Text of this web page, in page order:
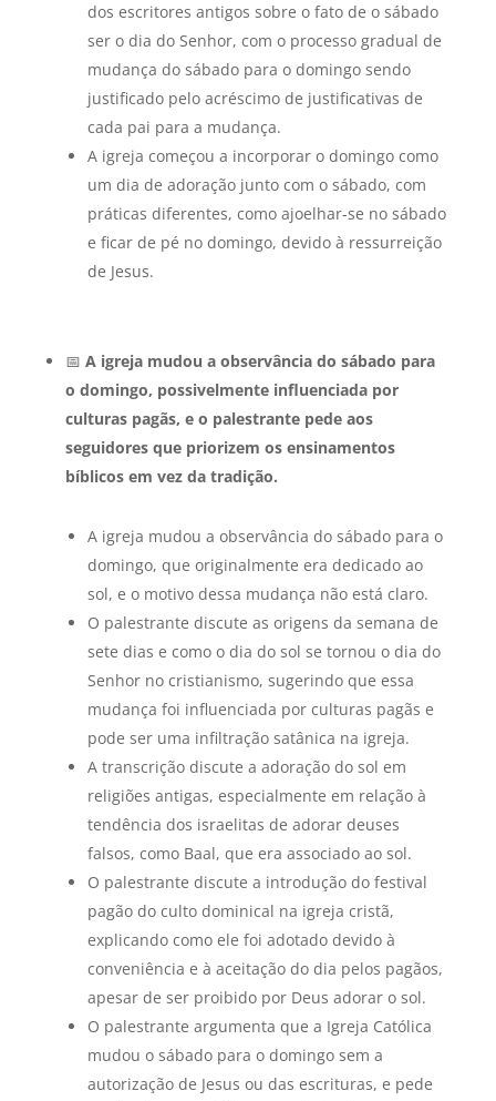
dos escritores antigos sobre o fato de o sábado
ser o dia do Senhor, com o processo gradual de
mudança do sábado para o domingo sendo
justificado pelo acréscimo de justificativas de
cada pai para a mudança.
A igreja começou a incorporar o domingo como
um dia de adoração junto com o sábado, com
práticas diferentes, como ajoelhar-se no sábado
e ficar de pé no domingo, devido à ressurreição
de Jesus.
📅 A igreja mudou a observância do sábado para
o domingo, possivelmente influenciada por
culturas pagãs, e o palestrante pede aos
seguidores que priorizem os ensinamentos
bíblicos em vez da tradição.
A igreja mudou a observância do sábado para o
domingo, que originalmente era dedicado ao
sol, e o motivo dessa mudança não está claro.
O palestrante discute as origens da semana de
sete dias e como o dia do sol se tornou o dia do
Senhor no cristianismo, sugerindo que essa
mudança foi influenciada por culturas pagãs e
pode ser uma infiltração satânica na igreja.
A transcrição discute a adoração do sol em
religiões antigas, especialmente em relação à
tendência dos israelitas de adorar deuses
falsos, como Baal, que era associado ao sol.
O palestrante discute a introdução do festival
pagão do culto dominical na igreja cristã,
explicando como ele foi adotado devido à
conveniência e à aceitação do dia pelos pagãos,
apesar de ser proibido por Deus adorar o sol.
O palestrante argumenta que a Igreja Católica
mudou o sábado para o domingo sem a
autorização de Jesus ou das escrituras, e pede